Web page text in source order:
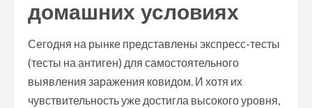
домашних условиях
Сегодня на рынке представлены экспресс-тесты
(тесты на антиген) для самостоятельного
выявления заражения ковидом. И хотя их
чувствительность уже достигла высокого уровня,